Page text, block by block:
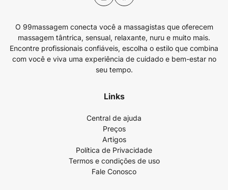
O 99massagem conecta você a massagistas que oferecem
massagem tântrica, sensual, relaxante, nuru e muito mais.
Encontre profissionais confiáveis, escolha o estilo que combina
com você e viva uma experiência de cuidado e bem-estar no
seu tempo.
Links
Central de ajuda
Preços
Artigos
Política de Privacidade
Termos e condições de uso
Fale Conosco